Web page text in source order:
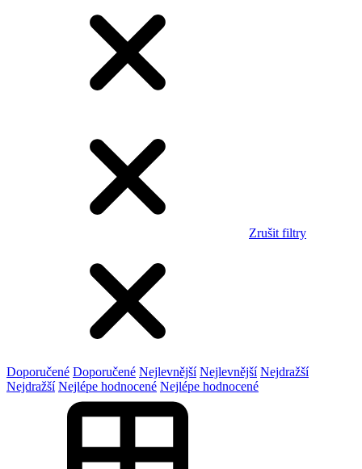
Zrušit filtry
Doporučené Doporučené Nejlevnější Nejlevnější Nejdražší
Nejdražší Nejlépe hodnocené Nejlépe hodnocené